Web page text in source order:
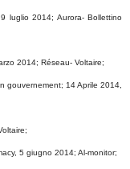
luglio 2014; Aurora- Bollettino
2014; Réseau- Voltaire;
gouvernement; 14 Aprile 2014,
5 giugno 2014; Al-monitor;